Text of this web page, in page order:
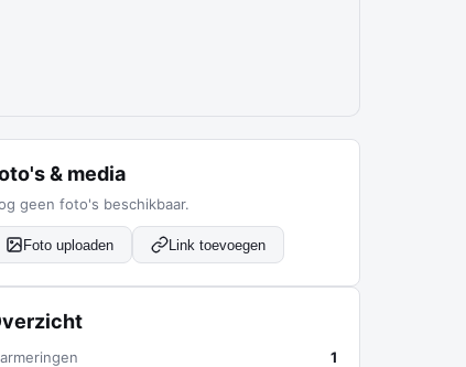
& media
geen foto's beschikbaar.
Foto uploaden Link toevoegen
1